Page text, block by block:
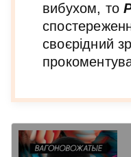
вибухом, то
своєрідний